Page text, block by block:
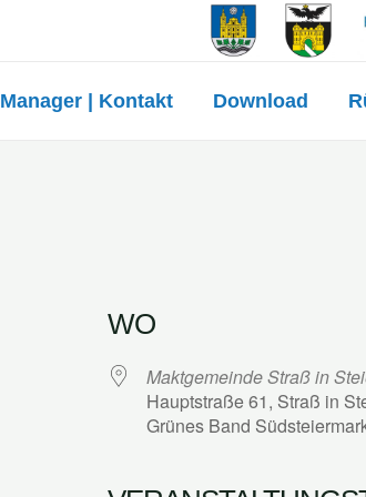
Manager | Kontakt Download
WO
Maktgemeinde Straß in
Hauptstraße 61, Straß in
Grünes Band